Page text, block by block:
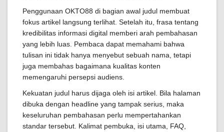
Penggunaan OKTO88 di bagian awal judul membuat
fokus artikel langsung terlihat. Setelah itu, frasa tentang
kredibilitas informasi digital memberi arah pembahasan
yang lebih luas. Pembaca dapat memahami bahwa
tulisan ini tidak hanya menyebut sebuah nama, tetapi
juga membahas bagaimana kualitas konten
memengaruhi persepsi audiens.
Kekuatan judul harus dijaga oleh isi artikel. Bila halaman
dibuka dengan headline yang tampak serius, maka
keseluruhan pembahasan perlu mempertahankan
standar tersebut. Kalimat pembuka, isi utama, FAQ,